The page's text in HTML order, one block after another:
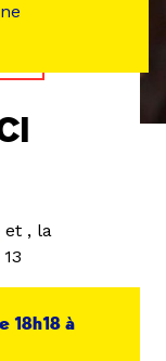
et , la
18h18 à